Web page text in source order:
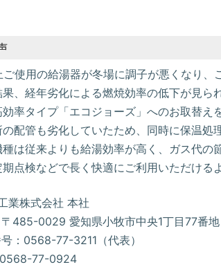
ご使用の給湯器が冬場に調子が悪くなり、
、経年劣化による燃焼効率の低下が見ら
率タイプ「エコジョーズ」へのお取替え
配管も劣化していたため、同時に保温処
は従来よりも給湯効率が高く、ガス代の
点検などで長く快適にご利用いただける
業株式会社 本社
485-0029 愛知県小牧市中央1丁目77番地
：0568-77-3211（代表）
0568-77-0924